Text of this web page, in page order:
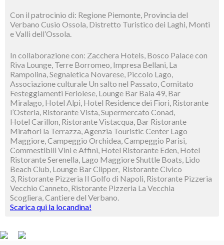
Con il patrocinio di: Regione Piemonte, Provincia del
Verbano Cusio Ossola, Distretto Turistico dei Laghi, Monti
e Valli dell’Ossola.
In collaborazione con: Zacchera Hotels, Bosco Palace con
Riva Lounge, Terre Borromeo, Impresa Bellani, La
Rampolina, Segnaletica Novarese, Piccolo Lago,
Associazione culturale Un salto nel Passato, Comitato
Festeggiamenti Feriolese, Lounge Bar Baia 49, Bar
Miralago, Hotel Alpi, Hotel Residence dei Fiori, Ristorante
l’Osteria, Ristorante Vista, Supermercato Conad,
Hotel Carillon, Ristorante Vistacqua, Bar Ristorante
Mirafiori la Terrazza, Agenzia Touristic Center Lago
Maggiore, Campeggio Orchidea, Campeggio Parisi,
Commestibili Vini e Affini, Hotel Ristorante Eden, Hotel
Ristorante Serenella, Lago Maggiore Shuttle Boats, Lido
Beach Club, Lounge Bar Clipper, Ristorante Civico
3, Ristorante Pizzeria Il Golfo di Napoli, Ristorante Pizzeria
Vecchio Canneto, Ristorante Pizzeria La Vecchia
Scogliera, Cantiere del Verbano.
Scarica qui la locandina!